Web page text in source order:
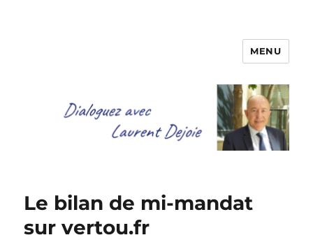
Dialoguez avec Laurent Dejoie
MENU
Le bilan de mi-mandat
sur vertou.fr